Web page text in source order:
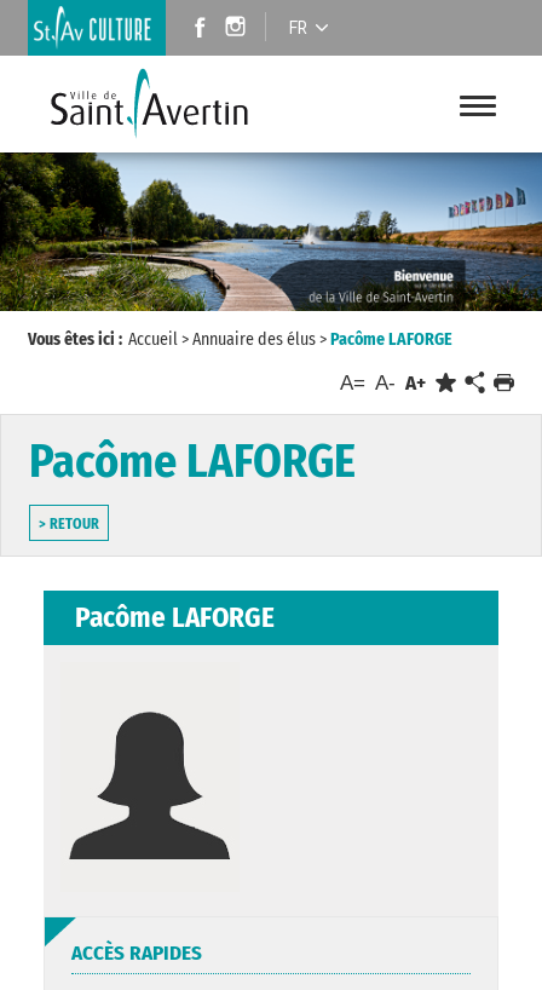
FR
Vous êtes ici : Accueil>Annuaire des élus>Pacôme LAFORGE
A= A- A+
Pacôme LAFORGE
> RETOUR
Pacôme LAFORGE
ACCÈS RAPIDES